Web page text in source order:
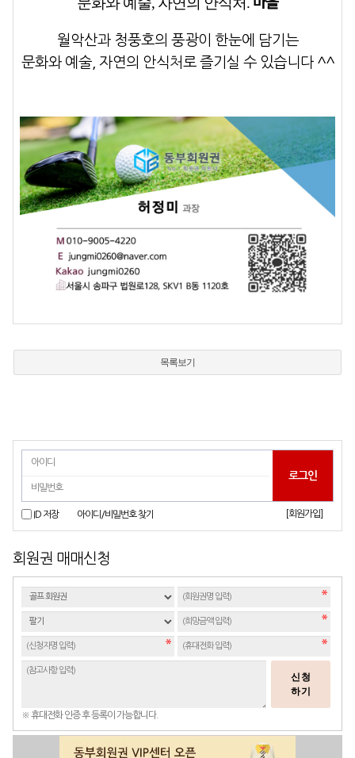
월악산과 청풍호의 풍광이 한눈에 담기는
문화와 예술, 자연의 안식처로 즐기실 수 있습니다 ^^
목록보기
ID 저장 아이디/비밀번호 찾기 [회원가입]
회원권 매매신청
신청
하기
※ 휴대전화 인증 후 등록이 가능합니다.